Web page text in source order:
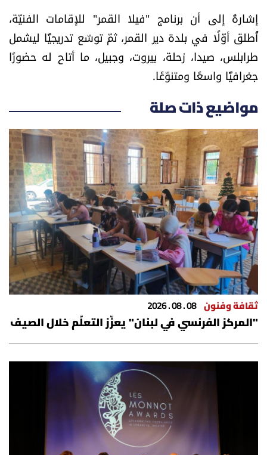
الرياضة
منوّعات
للتاريخ
فيديو
من نحن
للتواصل معنا
شروط الاستخدام
شروط الإشتراك
Digital solutions by
إشارةً إلى أن برنامج "فيلا القمر" للإقامات الفنيّة،
أُطلق أوّلًا في بلدة دير القمر، ثمّ توسّع تدريجيًّا ليشمل
طرابلس، صيدا، زحلة، بيروت، وجبيل، ما أتاح له حضورًا
جغرافيًّا واسعًا ومتنوّعًا.
مواضيع ذات صلة
ثقافة وفنون 08 . 08 . 2026
"المركز الفرنسي في لبنان" يعزّز التعلّم خلال الصيف